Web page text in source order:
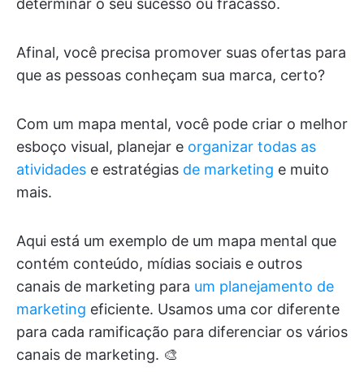
determinar o seu sucesso ou fracasso.
Afinal, você precisa promover suas ofertas para
que as pessoas conheçam sua marca, certo?
Com um mapa mental, você pode criar o melhor
esboço visual, planejar e organizar todas as
atividades e estratégias de marketing e muito
mais.
Aqui está um exemplo de um mapa mental que
contém conteúdo, mídias sociais e outros
canais de marketing para um planejamento de
marketing eficiente. Usamos uma cor diferente
para cada ramificação para diferenciar os vários
canais de marketing. 🎨